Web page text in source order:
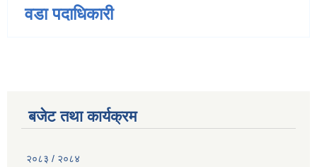
वडा पदाधिकारी
बजेट तथा कार्यक्रम
२०८३ / २०८४